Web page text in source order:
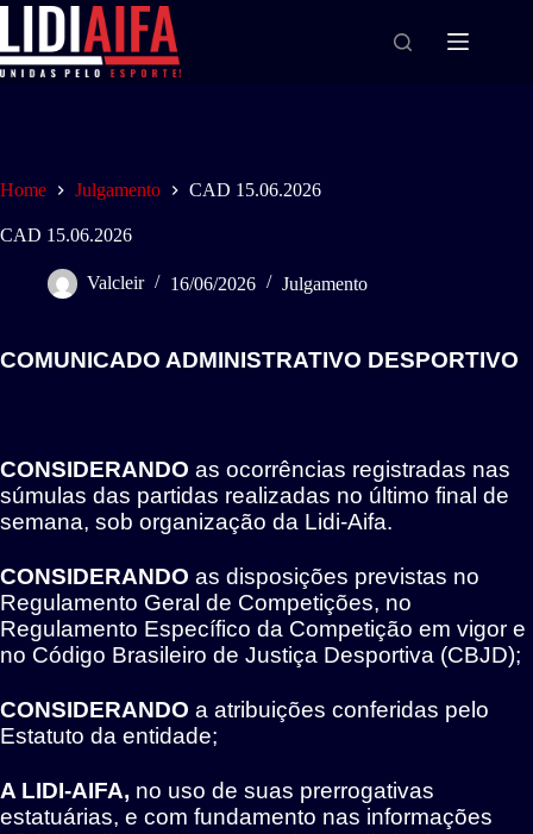
Home Julgamento CAD 15.06.2026
CAD 15.06.2026
Valcleir 16/06/2026 Julgamento
COMUNICADO ADMINISTRATIVO DESPORTIVO
CONSIDERANDO as ocorrências registradas nas
súmulas das partidas realizadas no último final de
semana, sob organização da Lidi-Aifa.
CONSIDERANDO as disposições previstas no
Regulamento Geral de Competições, no
Regulamento Específico da Competição em vigor e
no Código Brasileiro de Justiça Desportiva (CBJD);
CONSIDERANDO a atribuições conferidas pelo
Estatuto da entidade;
A LIDI-AIFA, no uso de suas prerrogativas
estatuárias, e com fundamento nas informações